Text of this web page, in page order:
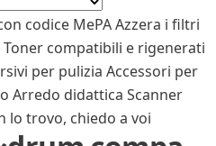
codice MePAAzzera i filtri
Toner compatibili e rigenerati
per pulizia Accessori per
Arredo didattica Scanner
lo trovo, chiedo a voi